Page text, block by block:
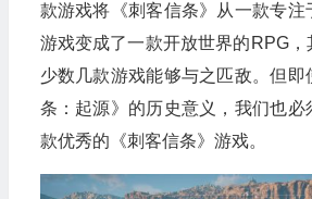
款游戏将《刺客信条》从一款专注
游戏变成了一款开放世界的RPG
少数几款游戏能够与之匹敌。但即
条：起源》的历史意义，我们也必
款优秀的《刺客信条》游戏。